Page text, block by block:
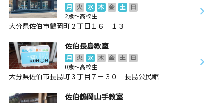
月 火 水 木 金 土
日
2歳～高校生
大分県佐伯市鶴岡町２丁目１６－１３
佐伯長島教室
月 火 水 木 金 土
日
0歳～高校生
大分県佐伯市長島町３丁目７－３０ 長島公民館
佐伯鶴岡山手教室